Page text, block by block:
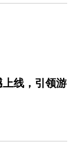
上线，引领游